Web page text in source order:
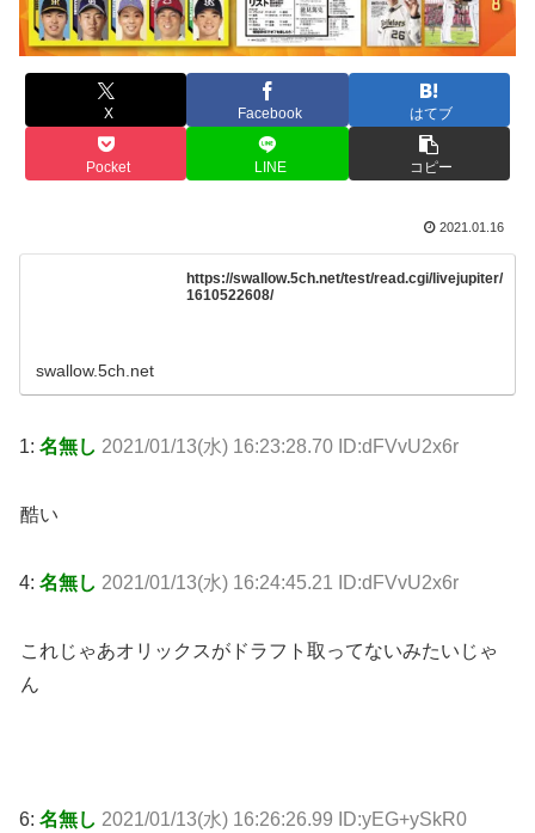
X Facebook はてブ
Pocket LINE コピー
2021.01.16
https://swallow.5ch.net/test/read.cgi/livejupiter/
1610522608/
swallow.5ch.net
1: 名無し 2021/01/13(水) 16:23:28.70 ID:dFVvU2x6r
酷い
4: 名無し 2021/01/13(水) 16:24:45.21 ID:dFVvU2x6r
これじゃあオリックスがドラフト取ってないみたいじゃ
ん
6: 名無し 2021/01/13(水) 16:26:26.99 ID:yEG+ySkR0